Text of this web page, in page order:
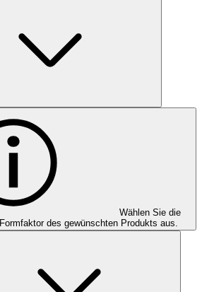
Wählen Sie die
des gewünschten Produkts aus.